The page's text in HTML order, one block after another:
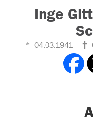
Inge
04.03.1941